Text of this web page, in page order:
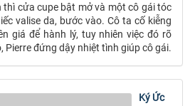
cửa cupe bật mở và một cô gái tóc
valise da, bước vào. Cô ta cố kiễng
giá để hành lý, tuy nhiên việc đó rõ
Pierre đứng dậy nhiệt tình giúp cô gái.
Ký Ức